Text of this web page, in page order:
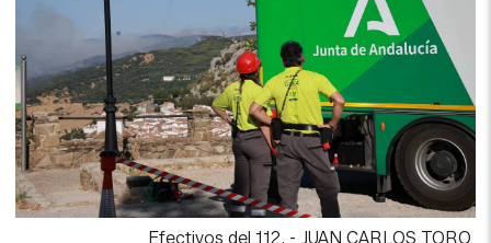
Efectivos del 112. - JUAN CARLOS TORO